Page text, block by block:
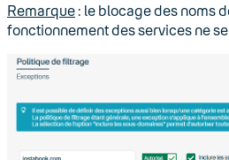
Remarque: le blocage des noms
fonctionnement des services ne